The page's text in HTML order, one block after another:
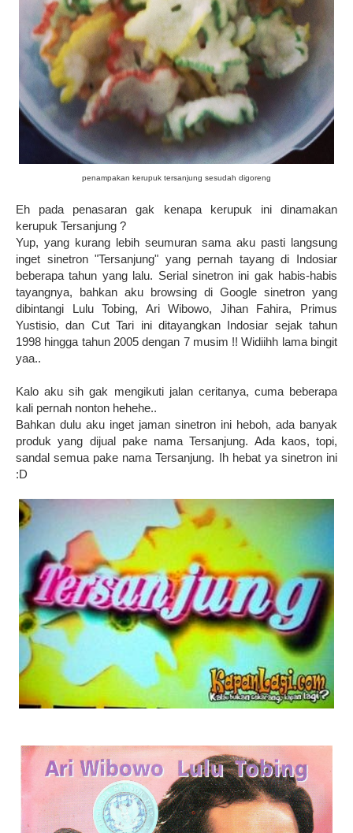
penampakan kerupuk tersanjung sesudah digoreng
Eh pada penasaran gak kenapa kerupuk ini dinamakan
kerupuk Tersanjung ?
Yup, yang kurang lebih seumuran sama aku pasti langsung
inget sinetron "Tersanjung" yang pernah tayang di Indosiar
beberapa tahun yang lalu. Serial sinetron ini gak habis-habis
tayangnya, bahkan aku browsing di Google sinetron yang
dibintangi Lulu Tobing, Ari Wibowo, Jihan Fahira, Primus
Yustisio, dan Cut Tari ini ditayangkan Indosiar sejak tahun
1998 hingga tahun 2005 dengan 7 musim !! Widiihh lama bingit
yaa..
Kalo aku sih gak mengikuti jalan ceritanya, cuma beberapa
kali pernah nonton hehehe..
Bahkan dulu aku inget jaman sinetron ini heboh, ada banyak
produk yang dijual pake nama Tersanjung. Ada kaos, topi,
sandal semua pake nama Tersanjung. Ih hebat ya sinetron ini
:D